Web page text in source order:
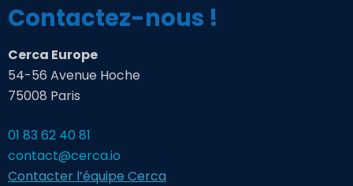
Contactez-nous !
Cerca Europe
54-56 Avenue Hoche
75008 Paris
01 83 62 40 81
contact@cerca.io
Contacter l’équipe Cerca